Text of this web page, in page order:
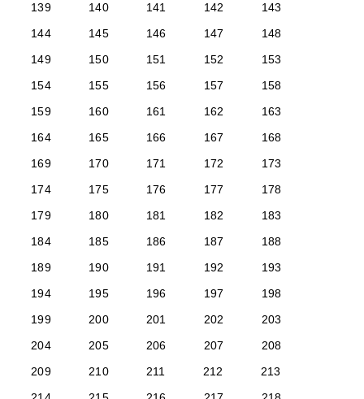
139
140 141 142
143
144
145 146 147
148
149
150 151 152
153
154
155 156 157
158
159
160 161 162
163
164
165 166 167
168
169
170 171 172
173
174
175 176 177
178
179
180 181 182
183
184
185 186 187
188
189
190 191 192
193
194
195 196 197
198
199
200 201 202
203
204
205 206 207
208
209
210 211 212
213